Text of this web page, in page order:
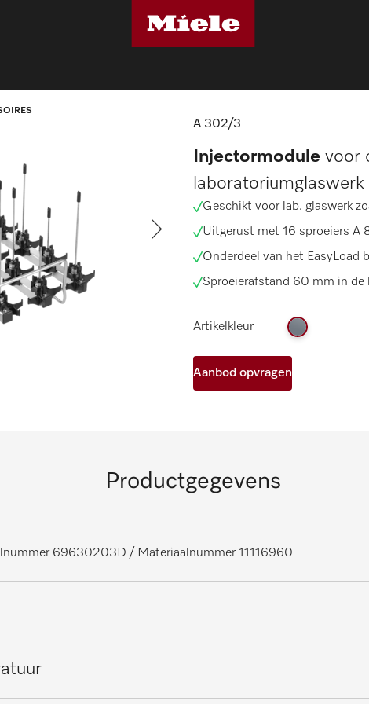
A 302/3
Injectormodule voor
Geschikt voor lab. glaswerk
Uitgerust met 16 sproeiers A
Onderdeel van het EasyLoad
Sproeierafstand 60 mm in de
Artikelkleur
Aanbod opvragen
Productgegevens
69630203D / Materiaalnummer 11116960
voor laboratoria